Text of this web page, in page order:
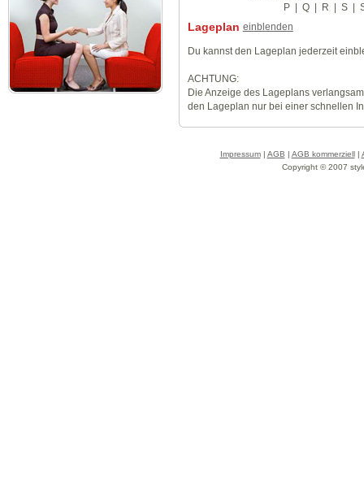
P | Q | R | S |
Lageplan einblenden
Du kannst den Lageplan jederzeit
ACHTUNG:
Die Anzeige des Lageplans
den Lageplan nur bei einer schnellen
Impressum| AGB | AGB kommerziell|
Copyright © 2007